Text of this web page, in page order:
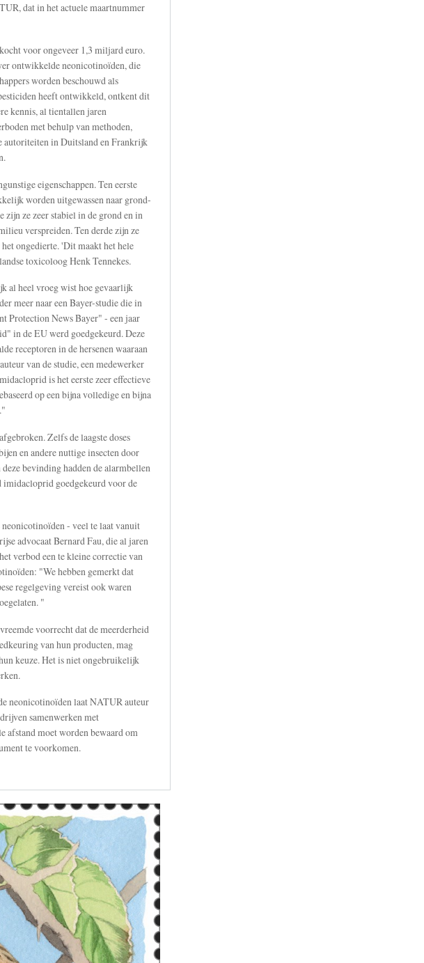
dat in het actuele maartnummer
voor ongeveer 1,3 miljard euro.
ontwikkelde neonicotinoïden, die
worden beschouwd als
heeft ontwikkeld, ontkent dit
kennis, al tientallen jaren
met behulp van methoden,
in Duitsland en Frankrijk
eigenschappen. Ten eerste
worden uitgewassen naar grond-
zijn ze zeer stabiel in de grond en in
verspreiden. Ten derde zijn ze
ongedierte. 'Dit maakt het hele
toxicoloog Henk Tennekes.
al heel vroeg wist hoe gevaarlijk
meer naar een Bayer-studie die in
Protection News Bayer" - een jaar
in de EU werd goedgekeurd. Deze
receptoren in de hersenen waaraan
van de studie, een medewerker
is het eerste zeer effectieve
op een bijna volledige en bijna
Zelfs de laagste doses
en andere nuttige insecten door
bevinding hadden de alarmbellen
goedgekeurd voor de
- veel te laat vanuit
advocaat Bernard Fau, die al jaren
verbod een te kleine correctie van
"We hebben gemerkt dat
regelgeving vereist ook waren
"
voorrecht dat de meerderheid
van hun producten, mag
keuze. Het is niet ongebruikelijk
neonicotinoïden laat NATUR auteur
samenwerken met
afstand moet worden bewaard om
te voorkomen.